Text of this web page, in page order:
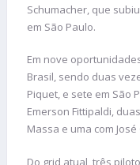
Schumacher, que
em São Paulo.
Em nove
Brasil, sendo duas
Piquet, e sete em São
Emerson Fittipaldi,
Massa e uma com José
Do grid atual, três